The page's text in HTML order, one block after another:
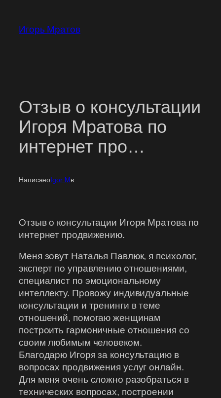
содержимому
Игорь Мратов
Отзыв о консультации
Игоря Мратова по
интернет про…
НаписаноIgor Mв
Отзыв о консультации Игоря Мратова по
интернет продвижению.
Меня зовут Наталья Павлюк, я психолог,
эксперт по управлению отношениями,
специалист по эмоциональному
интеллекту. Провожу индивидуальные
консультации и тренинги в теме
отношений, помогаю женщинам
построить гармоничные отношения со
своим любимым человеком.
Благодарю Игоря за консультацию в
вопросах продвижения услуг онлайн.
Для меня очень сложно разобраться в
технических вопросах, построении